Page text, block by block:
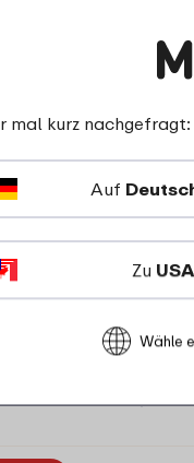
Thermoflasche Ellipse
mauve
6 Farben
3099
mal kurz
Auf
Zu